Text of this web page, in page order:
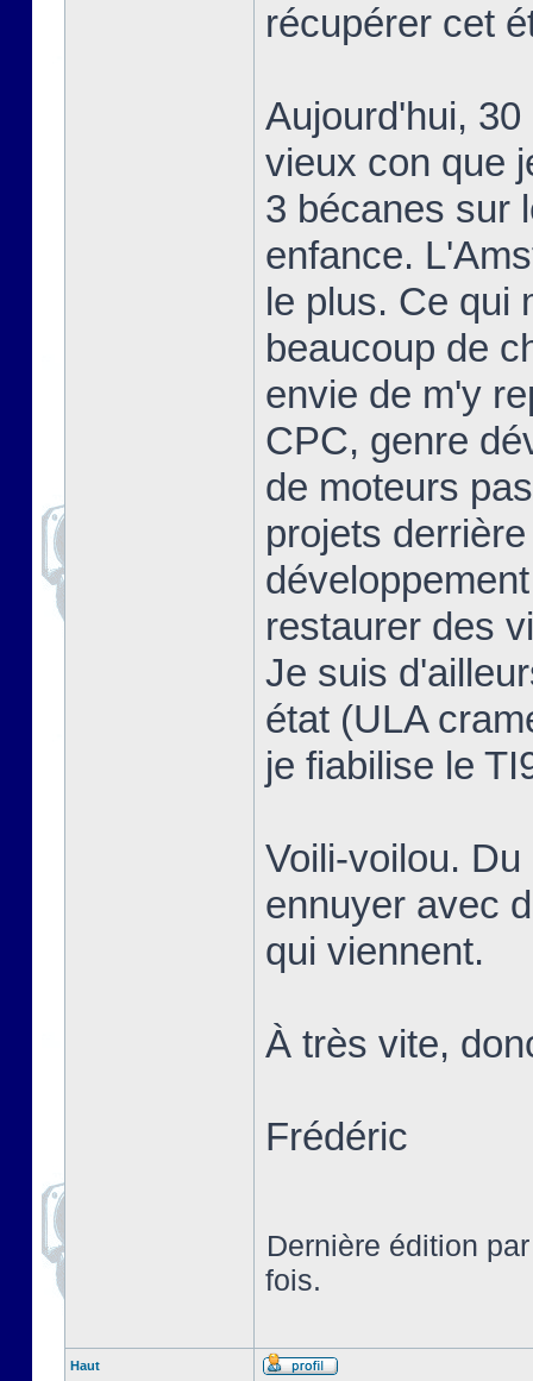
récupérer cet
Aujourd'hui,
vieux con que
3 bécanes sur
enfance.
le plus. Ce qui
beaucoup de
envie de m'y
CPC, genre
de moteurs
projets
restaurer des
Je suis
état (ULA
je fiabilise le
Voili-voilou.
ennuyer avec
qui viennent.
À très vite,
Frédéric
Dernière édition
fois.
Haut